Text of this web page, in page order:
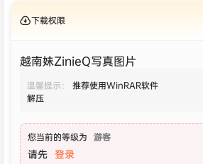
下载权限
越南妹ZinieQ写真图片
温馨提示：
推荐使用WinRAR软件
解压
您当前的等级为 游客
请先 登录